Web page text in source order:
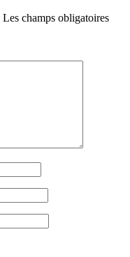
Les champs obligatoires